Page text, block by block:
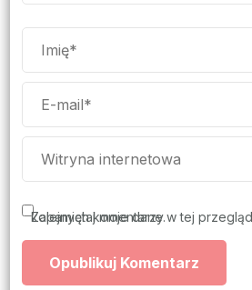
Zapamiętaj moje dane w tej przeglądarce podczas pisania kolejnych komentarzy.